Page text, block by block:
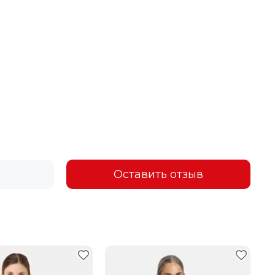
Оставить отзыв